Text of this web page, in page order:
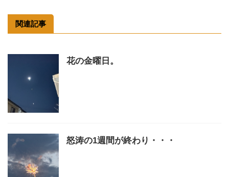
関連記事
花の金曜日。
怒涛の1週間が終わり・・・